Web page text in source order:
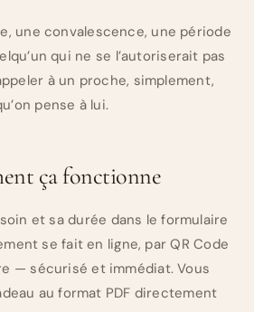
une convalescence, une période
qui ne se l’autoriserait pas
à un proche, simplement,
pense à lui.
ça fonctionne
et sa durée dans le formulaire
se fait en ligne, par QR Code
— sécurisé et immédiat. Vous
au format PDF directement